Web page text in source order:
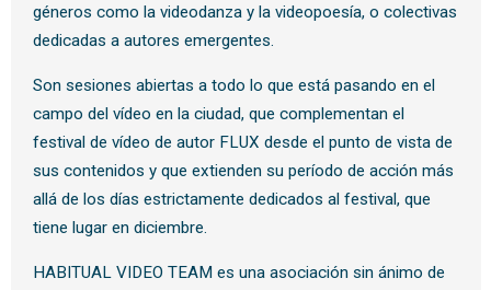
géneros como la videodanza y la videopoesía, o colectivas
dedicadas a autores emergentes.
Son sesiones abiertas a todo lo que está pasando en el
campo del vídeo en la ciudad, que complementan el
festival de vídeo de autor FLUX desde el punto de vista de
sus contenidos y que extienden su período de acción más
allá de los días estrictamente dedicados al festival, que
tiene lugar en diciembre.
HABITUAL VIDEO TEAM es una asociación sin ánimo de